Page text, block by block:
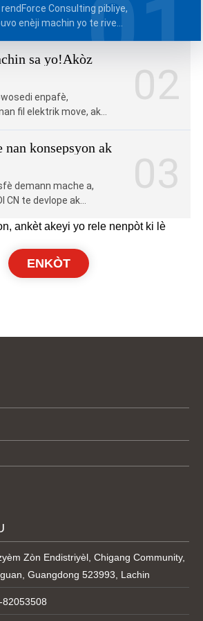
Consulting pibliye,
enèji machin yo te rive01
sa yo!Akòz
enstalasyon fil
enpafè,
fil elektrik move, ak
02
konsepsyon ak
odyo-videyo pou 10
demann mache a,
CN te devlope ak
03
ankèt akeyi yo rele nenpòt ki lè
ENKÒT
Zòn Endistriyèl, Chigang Community,
Guangdong 523993, Lachin